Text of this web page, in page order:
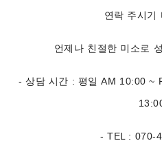
연락 주시기
언제나 친절한 미소로
- 상담 시간 : 평일 AM 10:00 ~
- TEL : 070-